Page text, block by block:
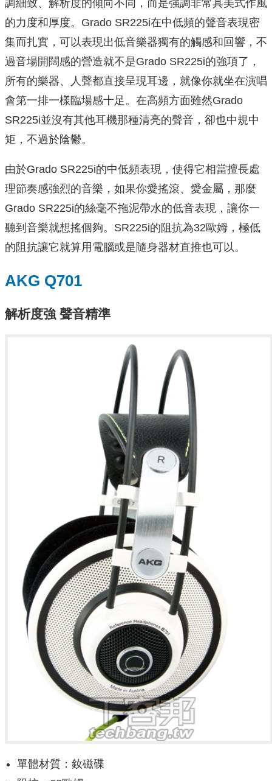
調細致、解析度的傾向不同，而是強調非常具美式作風
的力度和厚度。Grado SR225i在中低頻的聲音表現密
集而扎實，可以表現出低音樂器獨有的觸感和回響，不
過音場開闊感的營造就不是Grado SR225i的強項了，
所有的樂器、人聲都直接呈現耳邊，就像你就坐在演唱
會第一排一樣臨場感十足。在高頻方面雖然Grado
SR225i並沒有其他耳機那種清亮的聲音，卻也中規中
矩，不過於陰鬱。
由於Grado SR225i的中低頻表現，使得它相當擅長處
理節奏感強烈的音樂，如果你愛搖滾、愛金屬，那麼
Grado SR225i的絲毫不拖泥帶水的低音表現，讓你一
聽到音樂就想搖個夠。SR225i的阻抗為32歐姆，極低
的阻抗讓它就算用電腦或是隨身器材直推也可以。
AKG Q701
解析度強 聲音精準
單體材質：釹磁碟